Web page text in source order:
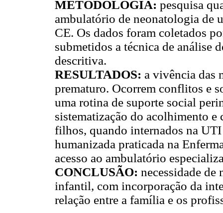
METODOLOGIA: pesquisa
ambulatório de neonatologia de
CE. Os dados foram coletados
submetidos a técnica de análise
descritiva.
RESULTADOS: a vivência das
prematuro. Ocorrem conflitos e
uma rotina de suporte social
sistematização do acolhimento e
filhos, quando internados na
humanizada praticada na
acesso ao ambulatório
CONCLUSÃO: necessidade de
infantil, com incorporação da
relação entre a família e os